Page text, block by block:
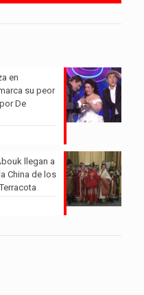
en
su peor
De
llegan a
China de los